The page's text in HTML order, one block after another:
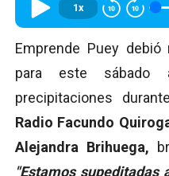
1x
Emprende Puey
para este sábado
precipitaciones
Radio Facundo
Alejandra Brihuega,
"Estamos